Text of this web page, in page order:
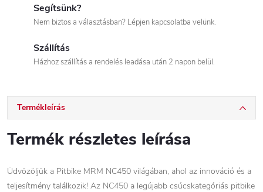
Segítsünk?
Nem biztos a választásban? Lépjen kapcsolatba velünk.
Szállítás
Házhoz szállítás a rendelés leadása után 2 napon belül.
Termékleírás
Termék részletes leírása
Üdvözöljük a Pitbike MRM NC450 világában, ahol az innováció és a
teljesítmény találkozik! Az NC450 a legújabb csúcskategóriás pitbike